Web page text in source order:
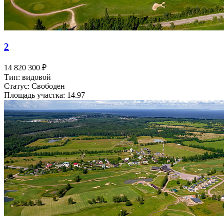
2
14 820 300 ₽
Тип: видовой
Статус: Свободен
Площадь участка: 14.97